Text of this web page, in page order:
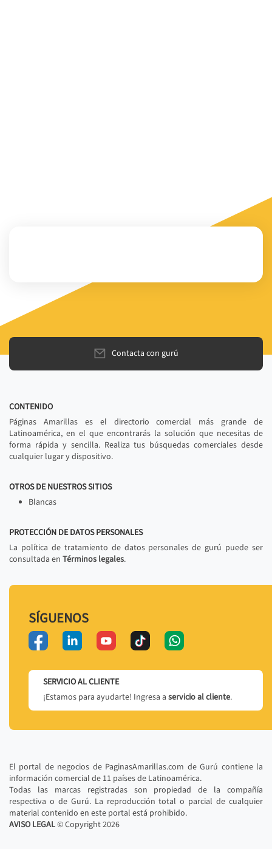
Contacta con gurú
CONTENIDO
Páginas Amarillas es el directorio comercial más grande de
Latinoamérica, en el que encontrarás la solución que necesitas de
forma rápida y sencilla. Realiza tus búsquedas comerciales desde
cualquier lugar y dispositivo.
OTROS DE NUESTROS SITIOS
Blancas
PROTECCIÓN DE DATOS PERSONALES
La política de tratamiento de datos personales de gurú puede ser
consultada en Términos legales.
SÍGUENOS
SERVICIO AL CLIENTE
¡Estamos para ayudarte! Ingresa a servicio al cliente.
El portal de negocios de PaginasAmarillas.com de Gurú contiene la
información comercial de 11 países de Latinoamérica.
Todas las marcas registradas son propiedad de la compañía
respectiva o de Gurú. La reproducción total o parcial de cualquier
material contenido en este portal está prohibido.
AVISO LEGAL© Copyright2026